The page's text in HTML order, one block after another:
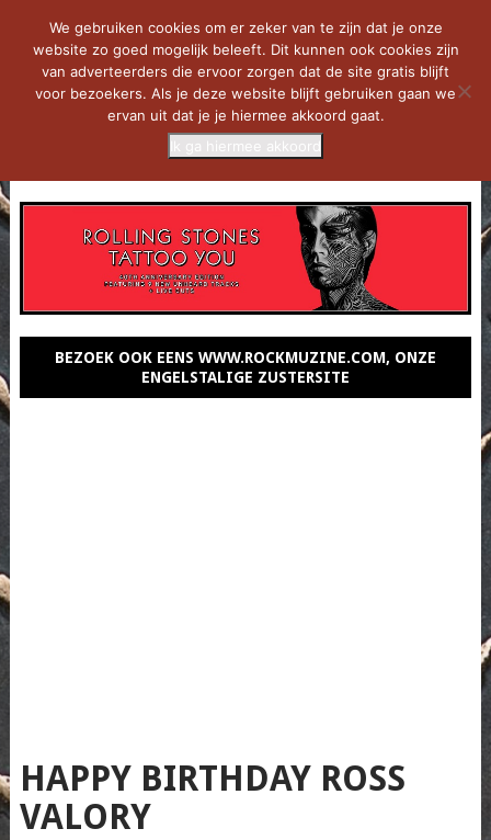
BEZOEK OOK EENS WWW.ROCKMUZINE.COM, ONZE
ENGELSTALIGE ZUSTERSITE
HAPPY BIRTHDAY ROSS
VALORY
We gebruiken cookies om er zeker van te zijn dat je onze
website zo goed mogelijk beleeft. Dit kunnen ook cookies zijn
van adverteerders die ervoor zorgen dat de site gratis blijft
voor bezoekers. Als je deze website blijft gebruiken gaan we
ervan uit dat je je hiermee akkoord gaat.
Ik ga hiermee akkoord